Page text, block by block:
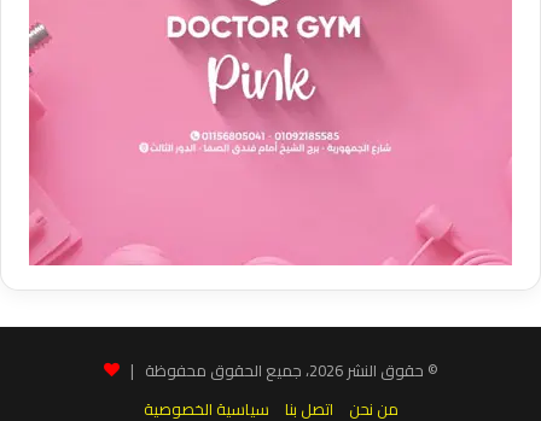
© حقوق النشر 2026، جميع الحقوق محفوظة |
من نحن
اتصل بنا سياسية الخصوصية